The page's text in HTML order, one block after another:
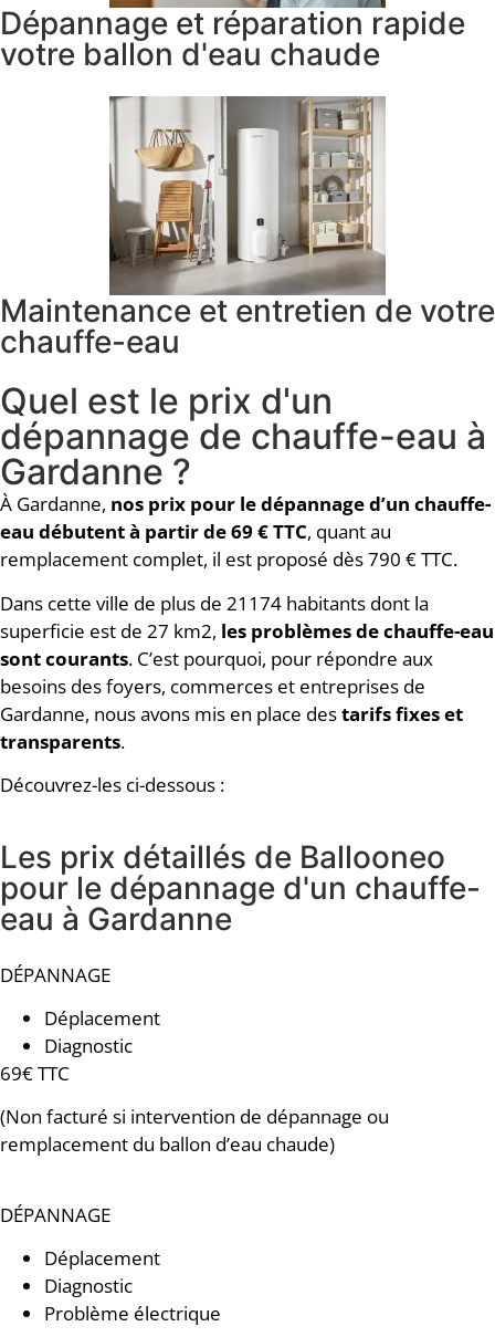
Dépannage et réparation rapide
votre ballon d'eau chaude
Maintenance et entretien de votre
chauffe-eau
Quel est le prix d'un
dépannage de chauffe-eau à
Gardanne ?
À Gardanne, nos prix pour le dépannage d’un chauffe-
eau débutent à partir de 69 € TTC, quant au
remplacement complet, il est proposé dès 790 € TTC.
Dans cette ville de plus de 21174 habitants dont la
superficie est de 27 km2, les problèmes de chauffe-eau
sont courants. C’est pourquoi, pour répondre aux
besoins des foyers, commerces et entreprises de
Gardanne, nous avons mis en place destarifs fixes et
transparents.
Découvrez-les ci-dessous :
Les prix détaillés de Ballooneo
pour le dépannage d'un chauffe-
eau à Gardanne
DÉPANNAGE
Déplacement
Diagnostic
69€ TTC
(Non facturé si intervention de dépannage ou
remplacement du ballon d’eau chaude)
DÉPANNAGE
Déplacement
Diagnostic
Problème électrique